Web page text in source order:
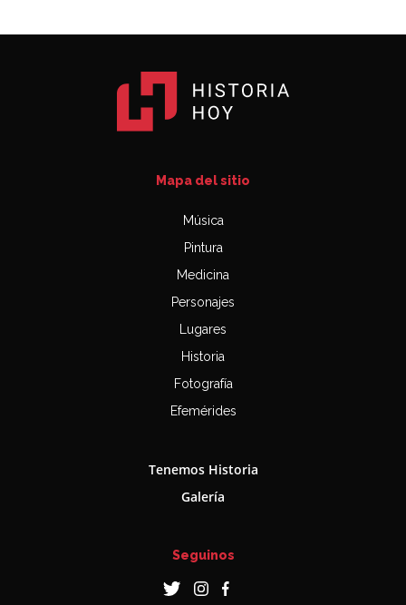
Mapa del sitio
Música
Pintura
Medicina
Personajes
Lugares
Historia
Fotografía
Efemérides
Tenemos Historia
Galería
Seguinos